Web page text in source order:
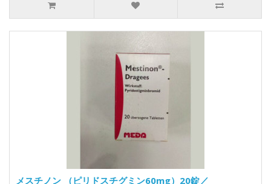
メスチノン （ピリドスチグミン60mg）20錠／